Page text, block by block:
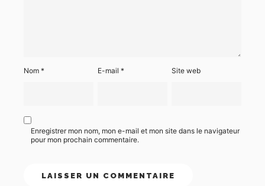
Nom * E-mail* Site web
Enregistrer mon nom, mon e-mail et mon site dans le navigateur
pour mon prochain commentaire.